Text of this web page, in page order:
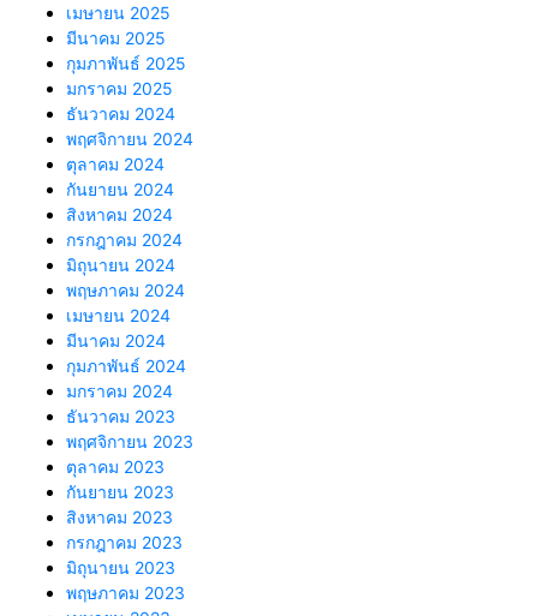
เมษายน 2025
มีนาคม 2025
กุมภาพันธ์ 2025
มกราคม 2025
ธันวาคม 2024
พฤศจิกายน 2024
ตุลาคม 2024
กันยายน 2024
สิงหาคม 2024
กรกฎาคม 2024
มิถุนายน 2024
พฤษภาคม 2024
เมษายน 2024
มีนาคม 2024
กุมภาพันธ์ 2024
มกราคม 2024
ธันวาคม 2023
พฤศจิกายน 2023
ตุลาคม 2023
กันยายน 2023
สิงหาคม 2023
กรกฎาคม 2023
มิถุนายน 2023
พฤษภาคม 2023